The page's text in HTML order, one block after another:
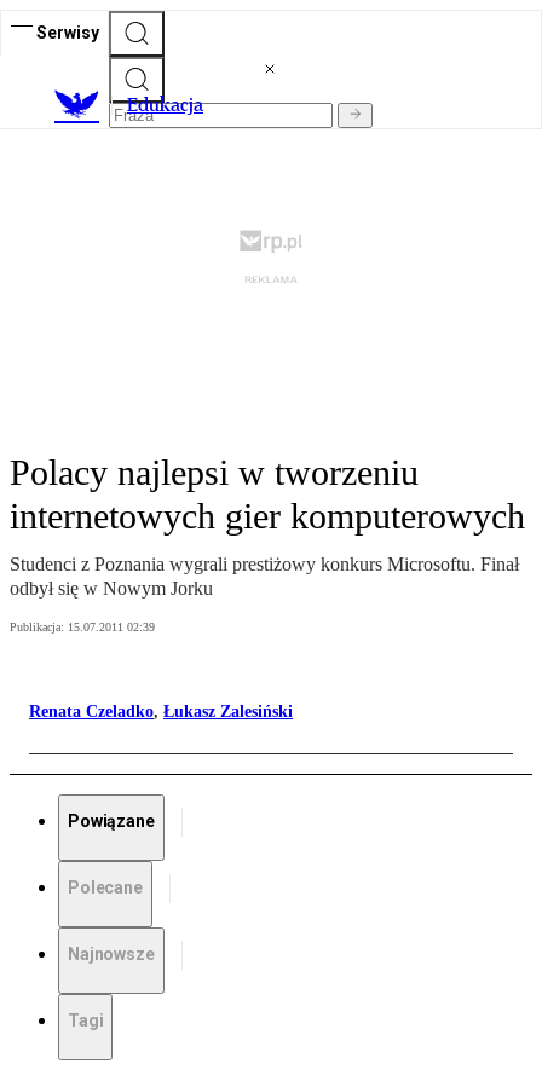
Serwisy
Edukacja
Polacy najlepsi w tworzeniu
internetowych gier komputerowych
Studenci z Poznania wygrali prestiżowy konkurs Microsoftu. Finał
odbył się w Nowym Jorku
Publikacja: 15.07.2011 02:39
Renata Czeladko, Łukasz Zalesiński
Powiązane
Polecane
Najnowsze
Tagi